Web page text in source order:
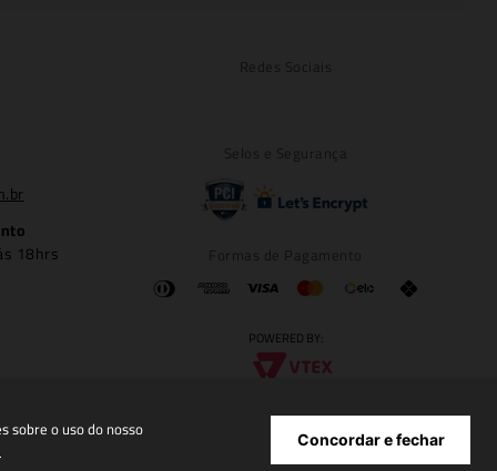
sobre o uso do nosso Concordar e fechar
18hrs
POWERED BY: